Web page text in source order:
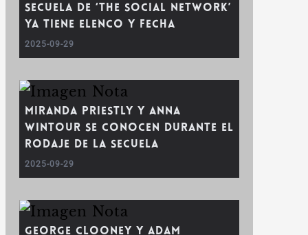
secuela de ‘The Social Network’
ya tiene elenco y fecha
2025-09-29
Miranda Priestly y Anna
Wintour se conocen durante el
rodaje de la secuela
2025-09-29
George Clooney y Adam